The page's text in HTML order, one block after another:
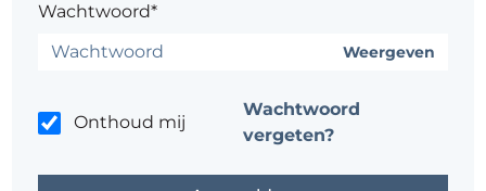
Wachtwoord*
Weergeven
Onthoud mij
Wachtwoord
vergeten?